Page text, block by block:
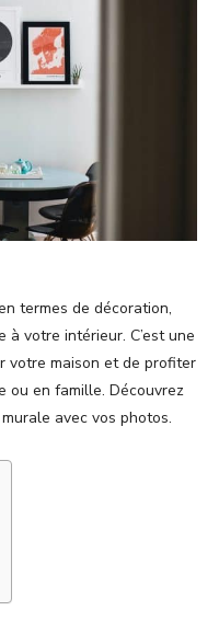
termes de décoration,
votre intérieur. C’est une
votre maison et de profiter
ou en famille. Découvrez
avec vos photos.